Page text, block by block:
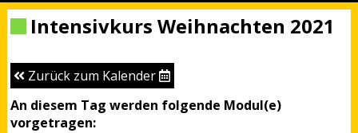
Intensivkurs Weihnachten 2021
Zurück zum Kalender
An diesem Tag werden folgende Modul(e)
vorgetragen: